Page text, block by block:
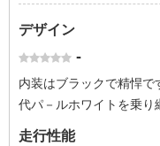
デザイン
-
内装はブラックで精悍
代パ－ルホワイトを乗り
走行性能